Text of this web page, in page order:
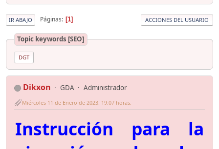
IR ABAJO Páginas 1 ACCIONES DEL USUARIO
Topic keywords [SEO]
DGT
Dikxon GDA Administrador
Miércoles 11 de Enero de 2023. 19:07 horas.
Instrucción para la